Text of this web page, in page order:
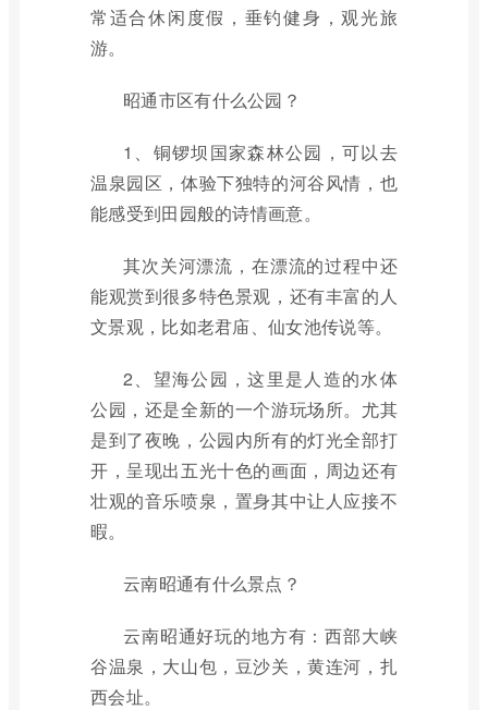
常适合休闲度假，垂钓健身，观光旅
游。
昭通市区有什么公园？
1、铜锣坝国家森林公园，可以去
温泉园区，体验下独特的河谷风情，也
能感受到田园般的诗情画意。
其次关河漂流，在漂流的过程中还
能观赏到很多特色景观，还有丰富的人
文景观，比如老君庙、仙女池传说等。
2、望海公园，这里是人造的水体
公园，还是全新的一个游玩场所。尤其
是到了夜晚，公园内所有的灯光全部打
开，呈现出五光十色的画面，周边还有
壮观的音乐喷泉，置身其中让人应接不
暇。
云南昭通有什么景点？
云南昭通好玩的地方有：西部大峡
谷温泉，大山包，豆沙关，黄连河，扎
西会址。